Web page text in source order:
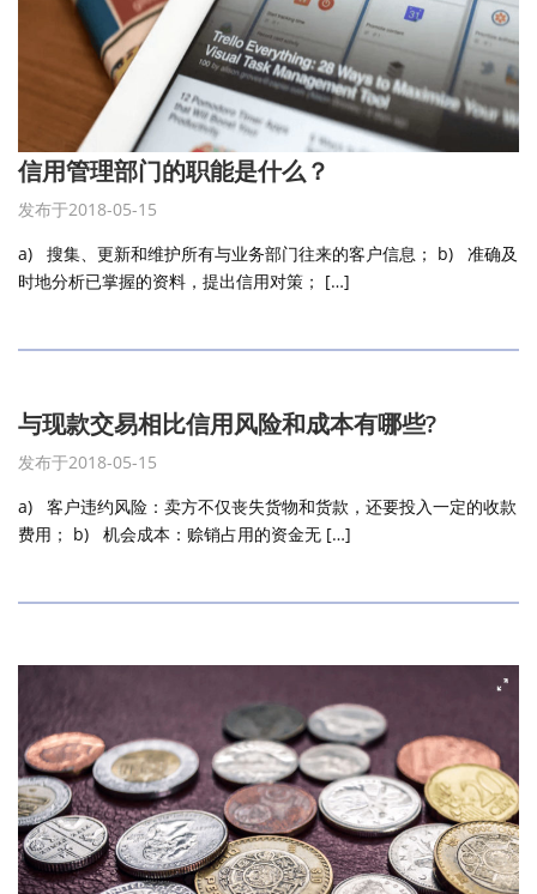
信用管理部门的职能是什么？
发布于2018-05-15
a) 搜集、更新和维护所有与业务部门往来的客户信息； b) 准确及
时地分析已掌握的资料，提出信用对策； […]
与现款交易相比信用风险和成本有哪些?
发布于2018-05-15
a) 客户违约风险：卖方不仅丧失货物和货款，还要投入一定的收款
费用； b) 机会成本：赊销占用的资金无 […]